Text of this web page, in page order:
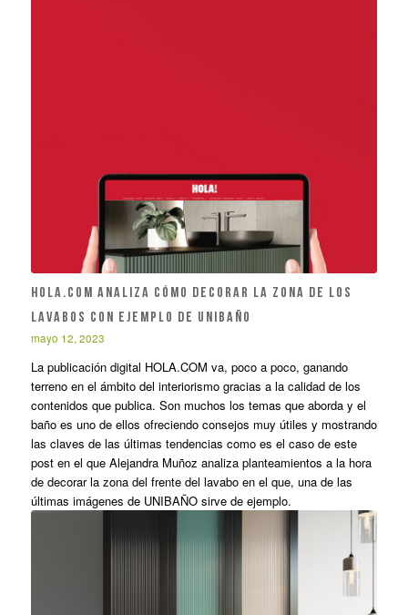
HOLA.COM analiza cómo decorar la zona de los
lavabos con ejemplo de Unibaño
mayo 12, 2023
La publicación digital HOLA.COM va, poco a poco, ganando
terreno en el ámbito del interiorismo gracias a la calidad de los
contenidos que publica. Son muchos los temas que aborda y el
baño es uno de ellos ofreciendo consejos muy útiles y mostrando
las claves de las últimas tendencias como es el caso de este
post en el que Alejandra Muñoz analiza planteamientos a la hora
de decorar la zona del frente del lavabo en el que, una de las
últimas imágenes de UNIBAÑO sirve de ejemplo.